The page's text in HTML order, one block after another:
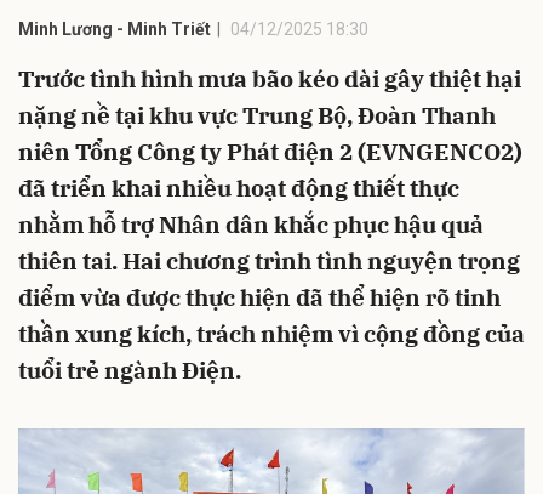
Minh Lương - Minh Triết 04/12/2025 18:30
Trước tình hình mưa bão kéo dài gây thiệt hại
nặng nề tại khu vực Trung Bộ, Đoàn Thanh
niên Tổng Công ty Phát điện 2 (EVNGENCO2)
đã triển khai nhiều hoạt động thiết thực
nhằm hỗ trợ Nhân dân khắc phục hậu quả
thiên tai. Hai chương trình tình nguyện trọng
điểm vừa được thực hiện đã thể hiện rõ tinh
thần xung kích, trách nhiệm vì cộng đồng của
tuổi trẻ ngành Điện.